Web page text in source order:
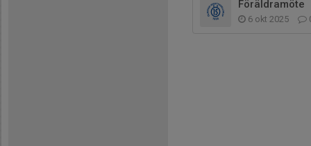
Föräldramöte
6 okt 2025